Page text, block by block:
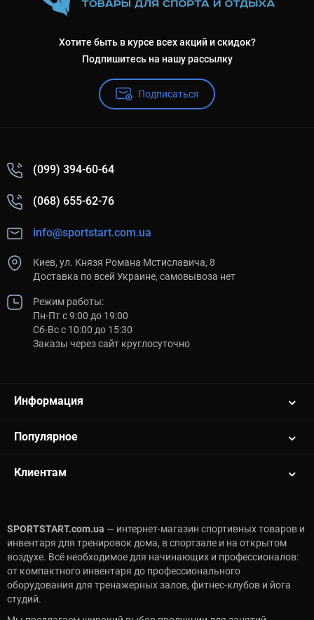
Хотите быть в курсе всех акций и скидок?
Подпишитесь на нашу рассылку
Подписаться
(099) 394-60-64
(068) 655-62-76
info@sportstart.com.ua
Киев, ул. Князя Романа Мстиславича, 8
Доставка по всей Украине, самовывоза нет
Режим работы:
Пн-Пт с 9:00 до 19:00
Сб-Вс с 10:00 до 15:30
Заказы через сайт круглосуточно
Информация
Популярное
Клиентам
SPORTSTART.com.ua — интернет-магазин спортивных товаров и
инвентаря для тренировок дома, в спортзале и на открытом
воздухе. Всё необходимое для начинающих и профессионалов:
от компактного инвентаря до профессионального
оборудования для тренажерных залов, фитнес-клубов и йога
студий.